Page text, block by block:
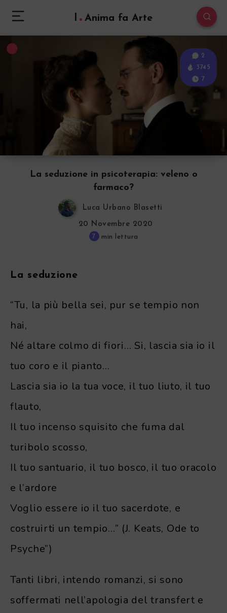
l Anima fa Arte
La seduzione in psicoterapia: veleno o
farmaco?
2
3745
7
Luca Urbano Blasetti
20 Novembre 2020
7 min lettura
La seduzione
“Tu, la più bella sei, pur se tempio non
hai,
Né altare colmo di fiori… Si, lascia sia io il
tuo coro e il pianto…
Lascia sia io la tua voce, il tuo liuto, il tuo
flauto,
Il tuo incenso squisito che fuma dal
turibolo scosso,
Il tuo santuario, il tuo bosco, il tuo oracolo
e l’ardore
Voglio essere io il tuo sacerdote, e
costruirti un tempio…” (J. Keats, Ode to
Psyche”)
Tanti libri, intendo romanzi, si sono
soffermati nell’apologia del transfert e